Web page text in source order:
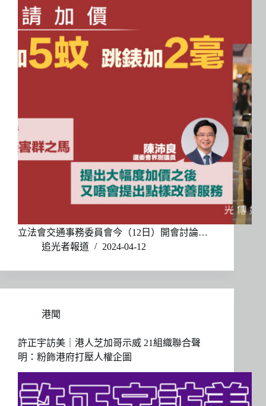
立法會交通事務委員會今（12日）開會討論…
追光者報道
2024-04-12
港聞
許正宇訪美｜港人芝加哥示威 21組織聯合聲
明：粉飾港府打壓人權企圖